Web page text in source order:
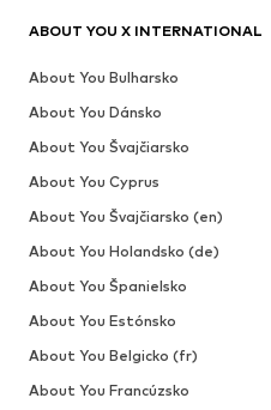
ABOUT YOU X INTERNATIONAL
About You Bulharsko
About You Dánsko
About You Švajčiarsko
About You Cyprus
About You Švajčiarsko (en)
About You Holandsko (de)
About You Španielsko
About You Estónsko
About You Belgicko (fr)
About You Francúzsko